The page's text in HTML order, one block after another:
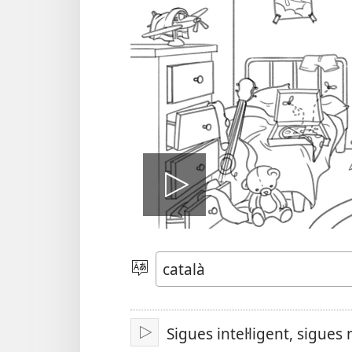
Tria
l’idioma
Reprodueix
Sigues intel·ligent, sigues